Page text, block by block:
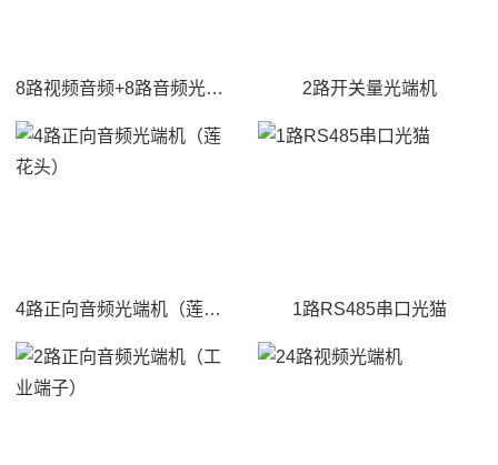
8路视频音频+8路音频光端机 2路开关量光端机
4路正向音频光端机（莲花头） 1路RS485串口光猫